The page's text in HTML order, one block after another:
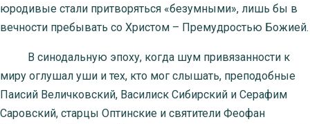
юродивые стали притворяться «безумными», лишь бы в
вечности пребывать со Христом – Премудростью Божией.
В синодальную эпоху, когда шум привязанности к
миру оглушал уши и тех, кто мог слышать, преподобные
Паисий Величковский, Василиск Сибирский и Серафим
Саровский, старцы Оптинские и святители Феофан